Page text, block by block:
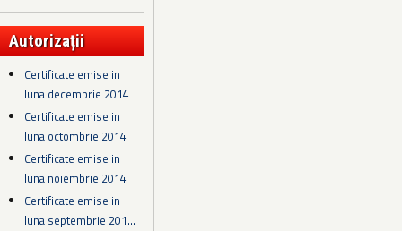
Autorizații
Certificate emise in
luna decembrie 2014
Certificate emise in
luna octombrie 2014
Certificate emise in
luna noiembrie 2014
Certificate emise in
luna septembrie 201...